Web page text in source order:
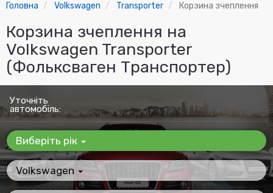
Головна Volkswagen Transporter Корзина зчеплення
Корзина зчеплення на
Volkswagen Transporter
(Фольксваген Транспортер)
Уточніть
автомобіль:
Виберіть рік
Volkswagen